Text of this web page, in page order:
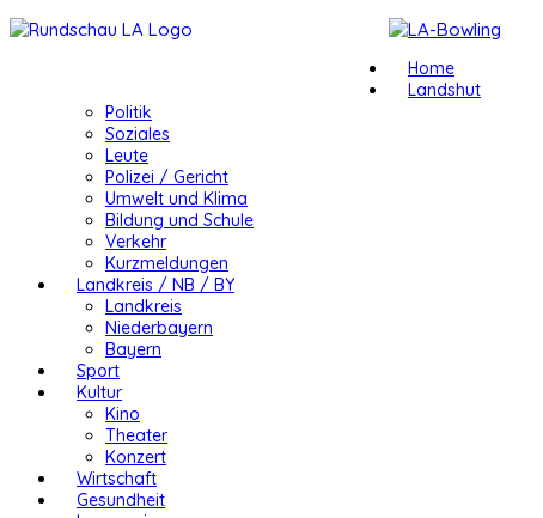
Home
Landshut
Politik
Soziales
Leute
Polizei / Gericht
Umwelt und Klima
Bildung und Schule
Verkehr
Kurzmeldungen
Landkreis / NB / BY
Landkreis
Niederbayern
Bayern
Sport
Kultur
Kino
Theater
Konzert
Wirtschaft
Gesundheit